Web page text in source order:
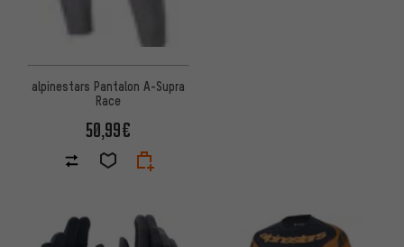
alpinestars Pantalon A-Supra
Race
50,99€